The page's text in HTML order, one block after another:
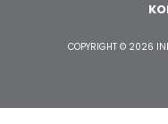
COPYRIGHT © 2026